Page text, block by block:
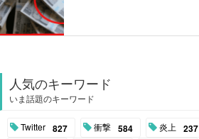
人気のキーワード
いま話題のキーワード
Twitter 827 衝撃 584 炎上 237